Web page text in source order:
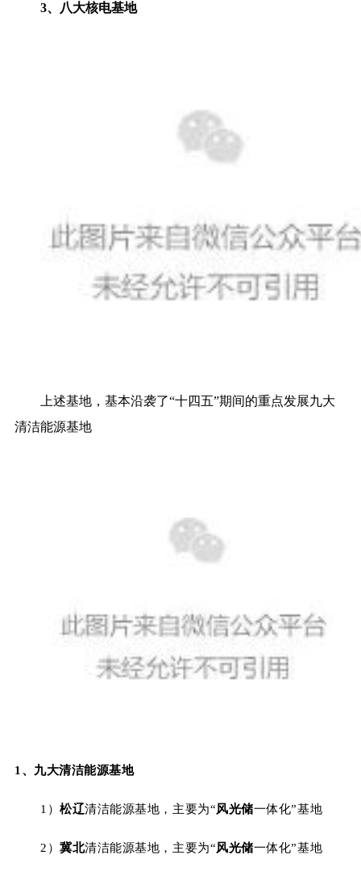
3、八大核电基地
上述基地，基本沿袭了“十四五”期间的重点发展九大
清洁能源基地
1、 九大清洁能源基地
1）松辽清洁能源基地，主要为“风光储一体化”基地
2）冀北清洁能源基地，主要为“风光储一体化”基地